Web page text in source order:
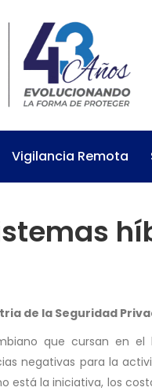
Vigilancia Remota
de la Seguridad
que cursan en el
negativas para la
está la iniciativa, los